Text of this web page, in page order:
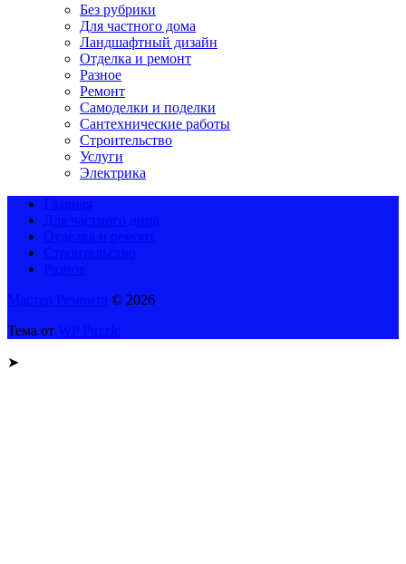
Без рубрики
Для частного дома
Ландшафтный дизайн
Отделка и ремонт
Разное
Ремонт
Самоделки и поделки
Сантехнические работы
Строительство
Услуги
Электрика
© 2026
Тема от
➤